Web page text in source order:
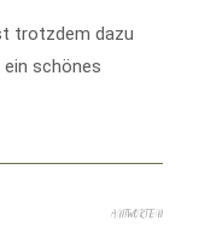
trotzdem dazu
schönes
ANTWORTEN